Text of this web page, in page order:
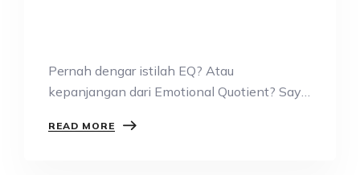
Pernah dengar istilah EQ? Atau
kepanjangan dari Emotional Quotient? Saya
READ MORE